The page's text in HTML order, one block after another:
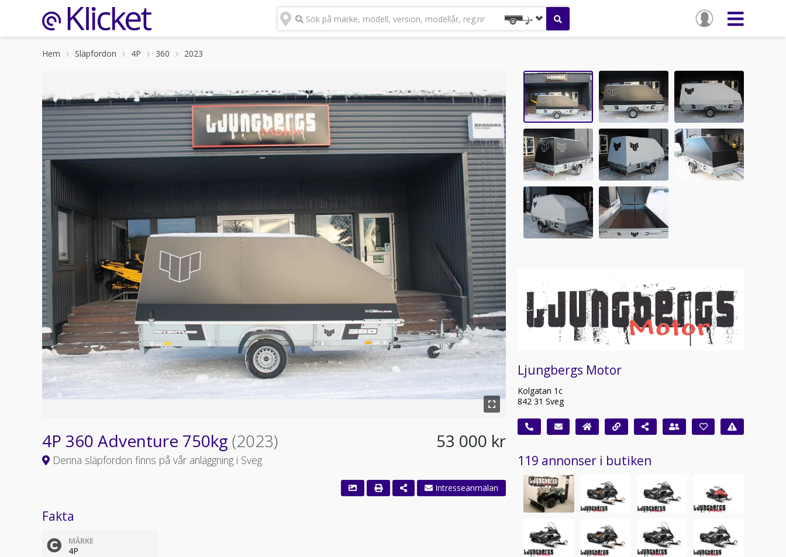
Sök på märke, modell, version, modellår, reg.nr
Hem Släpfordon 4P 360 2023
4P 360 Adventure 750kg (2023)
Denna släpfordon finns på vår anläggning i Sveg
53 000 kr
Intresseanmälan
Fakta
MÄRKE
4P
Ljungbergs Motor
Kolgatan 1c
842 31 Sveg
119 annonser i butiken